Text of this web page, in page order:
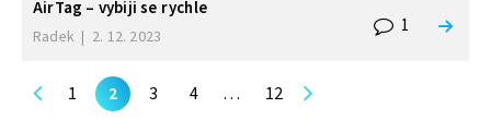
AirTag – vybiji se rychle
Radek | 2. 12. 2023 1
1 2 3 4 … 12